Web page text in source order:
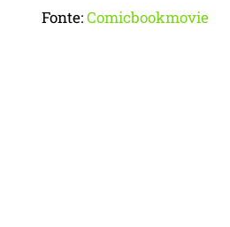
Fonte:Comicbookmovie